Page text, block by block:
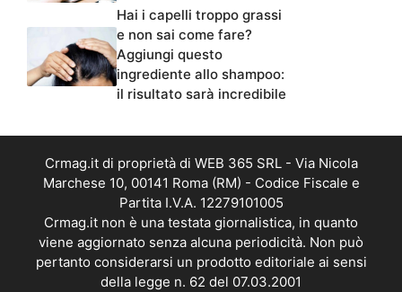
Hai i capelli troppo grassi
e non sai come fare?
Aggiungi questo
ingrediente allo shampoo:
il risultato sarà incredibile
Crmag.it di proprietà di WEB 365 SRL - Via Nicola
Marchese 10, 00141 Roma (RM) - Codice Fiscale e
Partita I.V.A. 12279101005
Crmag.it non è una testata giornalistica, in quanto
viene aggiornato senza alcuna periodicità. Non può
pertanto considerarsi un prodotto editoriale ai sensi
della legge n. 62 del 07.03.2001